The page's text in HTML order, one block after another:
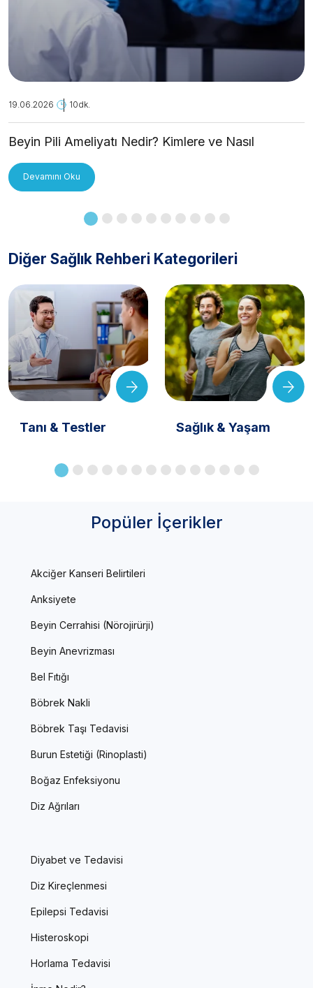
19.06.2026 10dk.
Beyin Pili Ameliyatı Nedir? Kimlere ve Nasıl
Devamını Oku
Diğer Sağlık Rehberi Kategorileri
Tanı & Testler Sağlık & Yaşam
Popüler İçerikler
Akciğer Kanseri Belirtileri
Anksiyete
Beyin Cerrahisi (Nörojirürji)
Beyin Anevrizması
Bel Fıtığı
Böbrek Nakli
Böbrek Taşı Tedavisi
Burun Estetiği (Rinoplasti)
Boğaz Enfeksiyonu
Diz Ağrıları
Diyabet ve Tedavisi
Diz Kireçlenmesi
Epilepsi Tedavisi
Histeroskopi
Horlama Tedavisi